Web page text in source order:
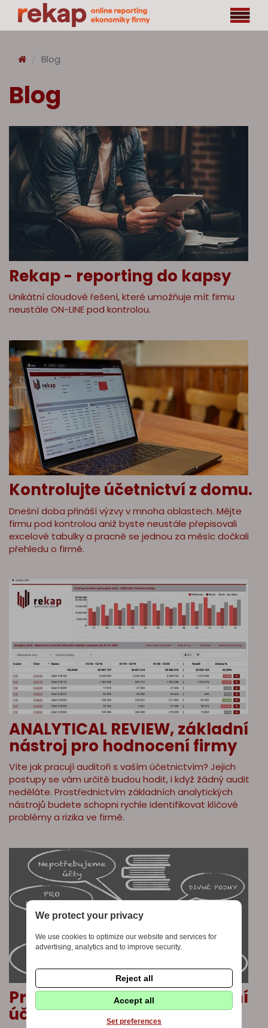
Blog
Blog
Rekap - reporting do kapsy
Unikátní cloudové řešení, které umožňuje mít firmu
neustále ON-LINE pod kontrolou.
Kontrolujte účetnictví z domu.
Dnešní doba přináší výzvy v mnoha oblastech. Mějte
firmu pod kontrolou aniž byste neustále přepisovali
excelové tabulky a pracně se jednou za měsíc dočkali
přehledu o firmě.
ANALYTICAL REVIEW, základní
nástroj pro hodnocení firmy
Víte jak pracují auditoři s vaším účetnictvím? Jejich
postupy se vám určitě budou hodit, i když žádný audit
neděláte. Prostřednictvím základních analytických
nástrojů budete schopni rychle identifikovat klíčové
problémy a rizika ve firmě.
Proč manažeři moc nerozumí
účetnictví?
We protect your privacy
We use cookies to optimize our website and services for
advertising, analytics and to improve security.
Reject all
Accept all
Set preferences